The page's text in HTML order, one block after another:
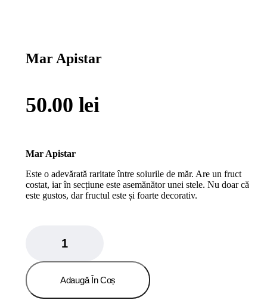
Mar Apistar
50.00 lei
Mar Apistar
Este o adevărată raritate între soiurile de măr. Are un fruct
costat, iar în secțiune este asemănător unei stele. Nu doar că
este gustos, dar fructul este și foarte decorativ.
Adaugă În Coș